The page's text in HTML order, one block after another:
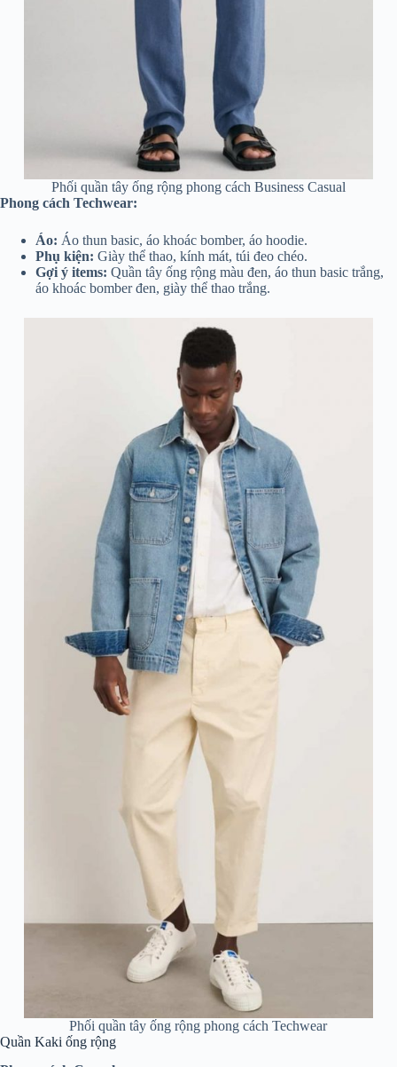
Phối quần tây ống rộng phong cách Business Casual
Phong cách Techwear:
Áo: Áo thun basic, áo khoác bomber, áo hoodie.
Phụ kiện: Giày thể thao, kính mát, túi đeo chéo.
Gợi ý items: Quần tây ống rộng màu đen, áo thun basic trắng,
áo khoác bomber đen, giày thể thao trắng.
Phối quần tây ống rộng phong cách Techwear
Quần Kaki ống rộng